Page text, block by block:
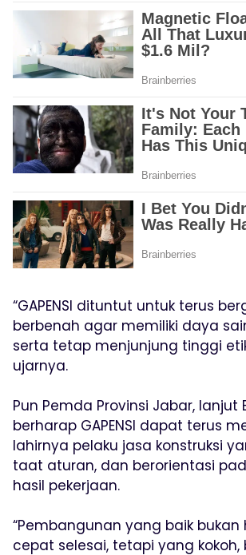
“GAPENSI dituntut untuk terus
berbenah agar memiliki daya
serta tetap menjunjung tinggi
ujarnya.
Pun Pemda Provinsi Jabar, lanjut
berharap GAPENSI dapat terus
lahirnya pelaku jasa konstruksi
taat aturan, dan berorientasi
hasil pekerjaan.
“Pembangunan yang baik
cepat selesai, tetapi yang